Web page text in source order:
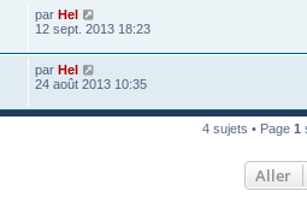
par Hel
12 sept. 2013 18:23
par Hel
24 août 2013 10:35
4 sujets • Page 1
Aller